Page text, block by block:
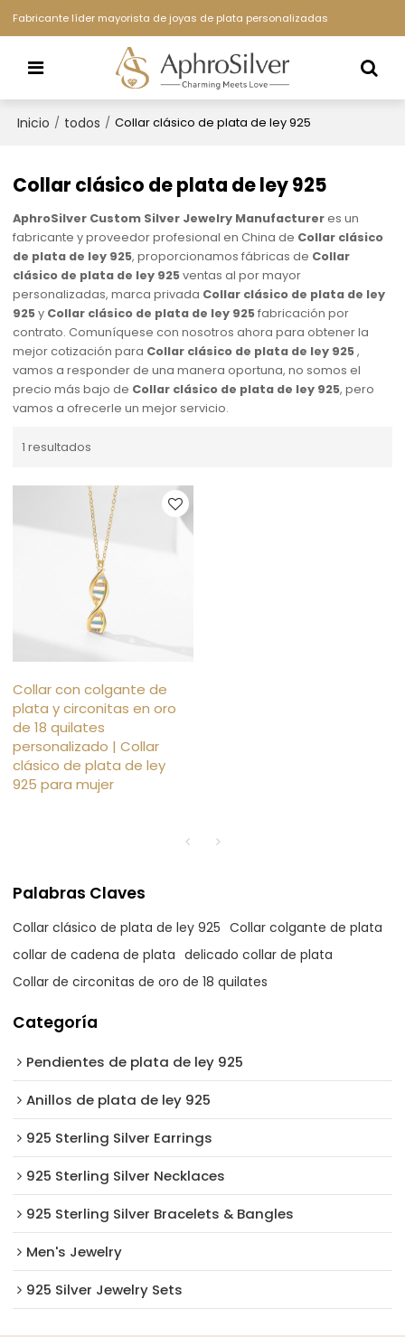
Fabricante líder mayorista de joyas de plata personalizadas
Inicio / todos / Collar clásico de plata de ley 925
Collar clásico de plata de ley 925
AphroSilver Custom Silver Jewelry Manufactureres un
fabricante y proveedor profesional en China de Collar clásico
de plata de ley 925, proporcionamos fábricas de Collar
clásico de plata de ley 925ventas al por mayor
personalizadas, marca privada Collar clásico de plata de ley
925y Collar clásico de plata de ley 925fabricación por
contrato. Comuníquese con nosotros ahora para obtener la
mejor cotización para Collar clásico de plata de ley 925,
vamos a responder de una manera oportuna, no somos el
precio más bajo de Collar clásico de plata de ley 925, pero
vamos a ofrecerle un mejor servicio.
1 resultados
Collar con colgante de
plata y circonitas en oro
de 18 quilates
personalizado | Collar
clásico de plata de ley
925 para mujer
Palabras Claves
Collar clásico de plata de ley 925 Collar colgante de plata
collar de cadena de plata delicado collar de plata
Collar de circonitas de oro de 18 quilates
Categoría
Pendientes de plata de ley 925
Anillos de plata de ley 925
925 Sterling Silver Earrings
925 Sterling Silver Necklaces
925 Sterling Silver Bracelets & Bangles
Men's Jewelry
925 Silver Jewelry Sets